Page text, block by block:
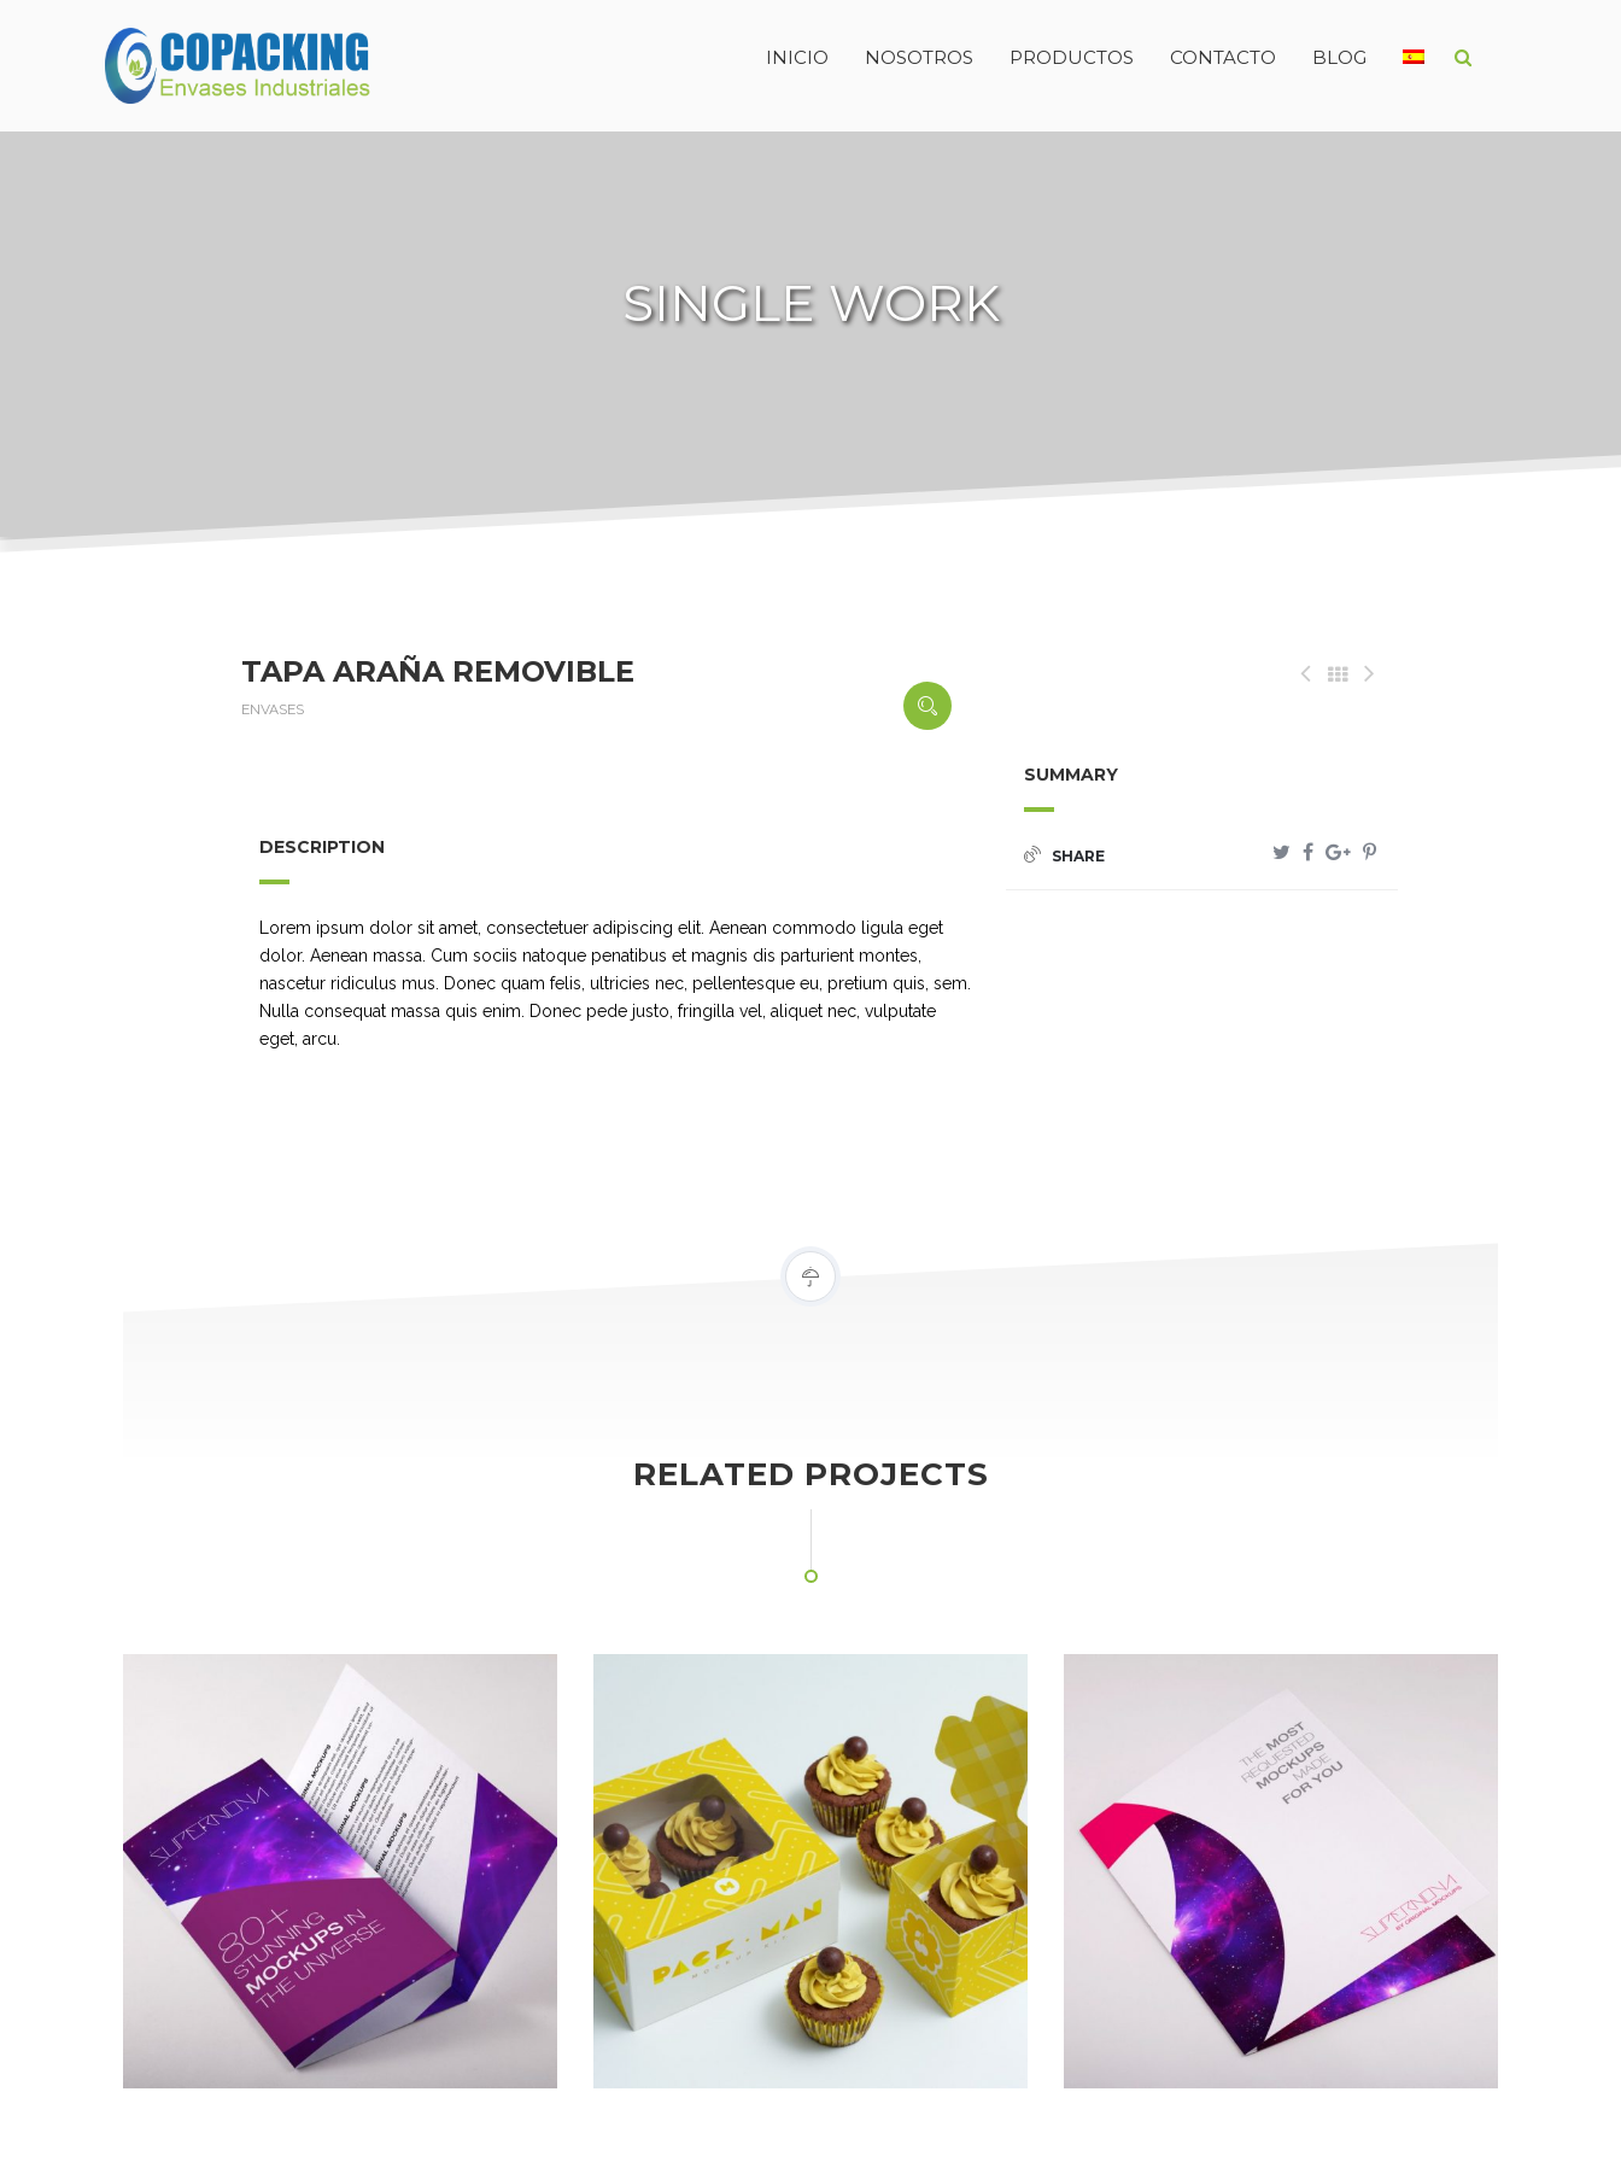
INICIO NOSOTROS PRODUCTOS CONTACTO BLOG
SINGLE WORK
TAPA ARAÑA REMOVIBLE
ENVASES
DESCRIPTION
Lorem ipsum dolor sit amet, consectetuer adipiscing elit. Aenean commodo ligula eget
dolor. Aenean massa. Cum sociis natoque penatibus et magnis dis parturient montes,
nascetur ridiculus mus. Donec quam felis, ultricies nec, pellentesque eu, pretium quis, sem.
Nulla consequat massa quis enim. Donec pede justo, fringilla vel, aliquet nec, vulputate
eget, arcu.
SUMMARY
SHARE
RELATED PROJECTS